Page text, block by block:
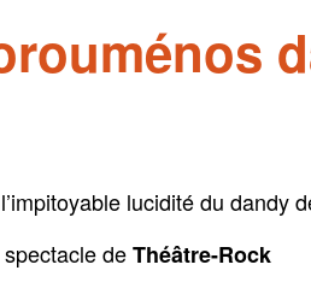
lucidité du dandy
deThéâtre-Rock